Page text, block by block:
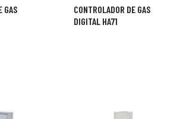
GAS
CONTROLADOR DE GAS
DIGITAL HA71